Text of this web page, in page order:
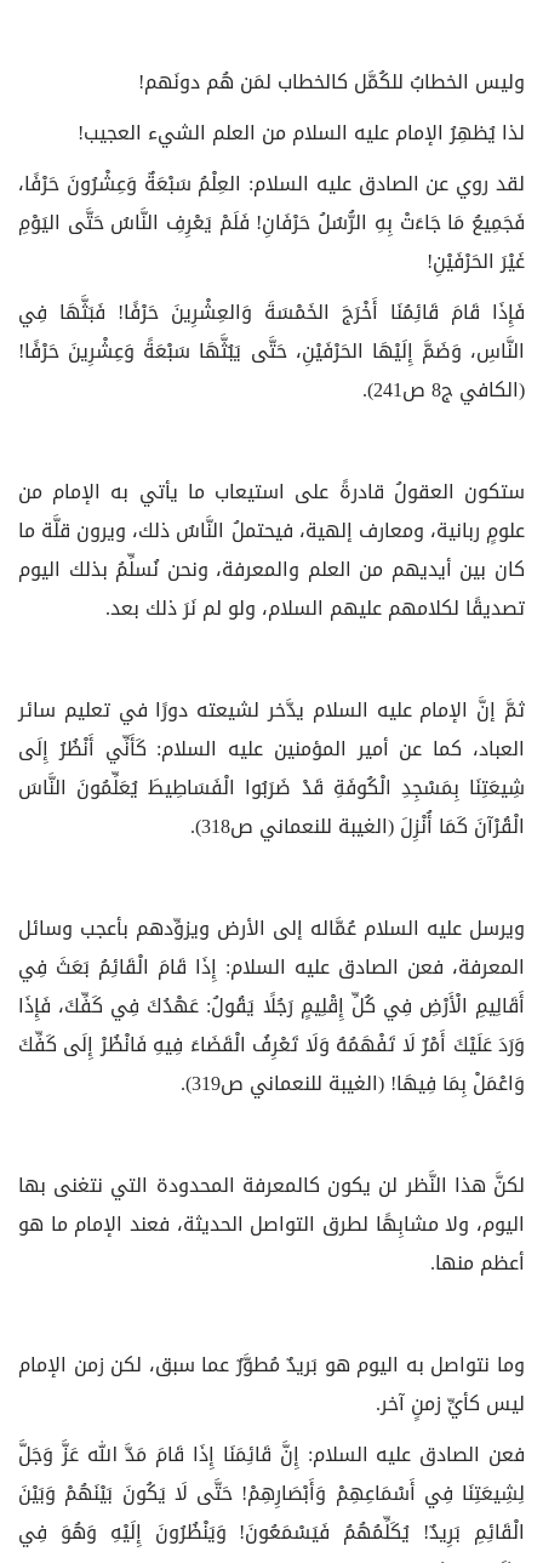
وليس الخطابُ للكُمَّل كالخطاب لمَن هُم دونَهم!
لذا يُظهِرُ الإمام عليه السلام من العلم الشيء العجيب!
لقد روي عن الصادق عليه السلام: العِلْمُ سَبْعَةٌ وَعِشْرُونَ حَرْفًا،
فَجَمِيعُ مَا جَاءَتْ بِهِ الرُّسُلُ حَرْفَانِ! فَلَمْ يَعْرِفِ النَّاسُ حَتَّى اليَوْمِ
غَيْرَ الحَرْفَيْنِ!
فَإِذَا قَامَ قَائِمُنَا أَخْرَجَ الخَمْسَةَ وَالعِشْرِينَ حَرْفًا! فَبَثَّهَا فِي
النَّاسِ، وَضَمَّ إِلَيْهَا الحَرْفَيْنِ، حَتَّى يَبُثَّهَا سَبْعَةً وَعِشْرِينَ حَرْفًا!
(الكافي ج‏8 ص241).
ستكون العقولُ قادرةً على استيعاب ما يأتي به الإمام من
علومٍ ربانية، ومعارف إلهية، فيحتملُ النَّاسُ ذلك، ويرون قلَّة ما
كان بين أيديهم من العلم والمعرفة، ونحن نُسلِّمُ بذلك اليوم
تصديقًا لكلامهم عليهم السلام، ولو لم نَرَ ذلك بعد.
ثمَّ إنَّ الإمام عليه السلام يدَّخر لشيعته دورًا في تعليم سائر
العباد، كما عن أمير المؤمنين عليه السلام: كَأَنِّي أَنْظُرُ إِلَى
شِيعَتِنَا بِمَسْجِدِ الْكُوفَةِ قَدْ ضَرَبُوا الْفَسَاطِيطَ يُعَلِّمُونَ النَّاسَ
الْقُرْآنَ كَمَا أُنْزِلَ (الغيبة للنعماني ص318).
ويرسل عليه السلام عُمَّاله إلى الأرض ويزوِّدهم بأعجب وسائل
المعرفة، فعن الصادق عليه السلام: إِذَا قَامَ الْقَائِمُ بَعَثَ فِي
أَقَالِيمِ الْأَرْضِ فِي كُلِّ إِقْلِيمٍ رَجُلًا يَقُولُ: عَهْدُكَ فِي كَفِّكَ، فَإِذَا
وَرَدَ عَلَيْكَ أَمْرٌ لَا تَفْهَمُهُ وَلَا تَعْرِفُ الْقَضَاءَ فِيهِ فَانْظُرْ إِلَى كَفِّكَ
وَاعْمَلْ بِمَا فِيهَا! (الغيبة للنعماني ص319).
لكنَّ هذا النَّظر لن يكون كالمعرفة المحدودة التي نتغنى بها
اليوم، ولا مشابِهًا لطرق التواصل الحديثة، فعند الإمام ما هو
أعظم منها.
وما نتواصل به اليوم هو بَريدٌ مُطوَّرٌ عما سبق، لكن زمن الإمام
ليس كأيِّ زمنٍ آخر.
فعن الصادق عليه السلام: إِنَّ قَائِمَنَا إِذَا قَامَ مَدَّ الله عَزَّ وَجَلَّ
لِشِيعَتِنَا فِي أَسْمَاعِهِمْ وَأَبْصَارِهِمْ! حَتَّى لَا يَكُونَ بَيْنَهُمْ وَبَيْنَ
الْقَائِمِ بَرِيدٌ! يُكَلِّمُهُمُ فَيَسْمَعُونَ! وَيَنْظُرُونَ إِلَيْهِ وَهُوَ فِي